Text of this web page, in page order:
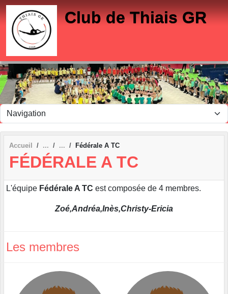
Club de Thiais GR
Accueil Fédérale A TC
FÉDÉRALE A TC
L'équipe Fédérale A TC est composée de 4 membres.
Zoé,Andréa,Inès,Christy-Ericia
Les membres
Panneau de gestion des cookies